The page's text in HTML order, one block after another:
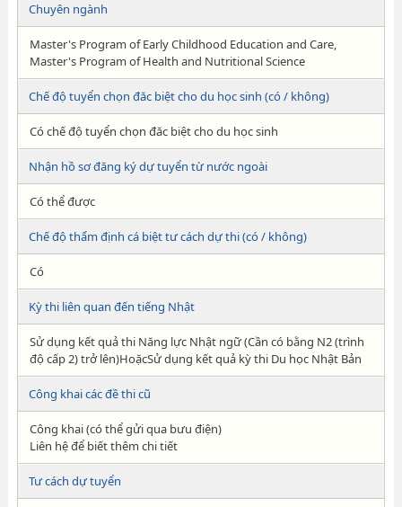
Chuyên ngành
Master's Program of Early Childhood Education and Care,
Master's Program of Health and Nutritional Science
Chế độ tuyển chọn đăc biệt cho du học sinh (có / không)
Có chế độ tuyển chọn đăc biệt cho du học sinh
Nhận hồ sơ đăng ký dự tuyển từ nước ngoài
Có thể được
Chế độ thẩm định cá biệt tư cách dự thi (có / không)
Có
Kỳ thi liên quan đến tiếng Nhật
Sử dụng kết quả thi Năng lực Nhật ngữ (Cần có bằng N2 (trình
độ cấp 2) trở lên)HoặcSử dụng kết quả kỳ thi Du học Nhật Bản
Công khai các đề thi cũ
Công khai (có thể gửi qua bưu điện)
Liên hệ để biết thêm chi tiết
Tư cách dự tuyển